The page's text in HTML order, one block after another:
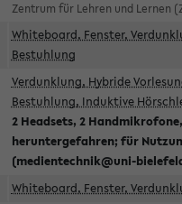
Zentrum für Lehren und Lernen
Whiteboard, Fenster,
Bestuhlung
Verdunklung, Hybride
Bestuhlung, Induktive
2 Headsets, 2
heruntergefahren; für
(medientechnik@uni-
Whiteboard, Fenster,